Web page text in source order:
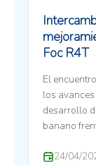
Foc R4T
El
los
desarrollo
banano
mayores
24/04/